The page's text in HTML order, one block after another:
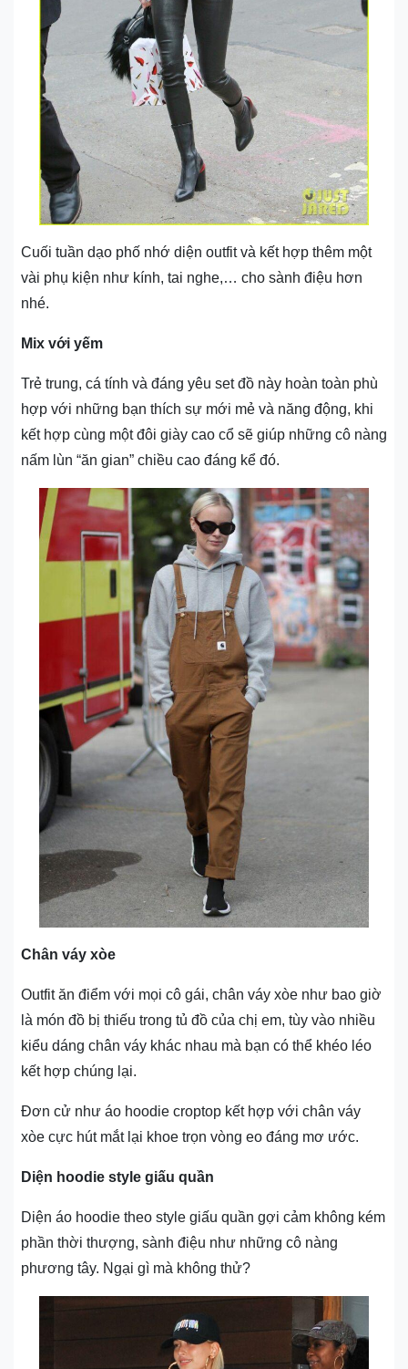
Cuối tuần dạo phố nhớ diện outfit và kết hợp thêm một
vài phụ kiện như kính, tai nghe,… cho sành điệu hơn
nhé.
Mix với yếm
Trẻ trung, cá tính và đáng yêu set đồ này hoàn toàn phù
hợp với những bạn thích sự mới mẻ và năng động, khi
kết hợp cùng một đôi giày cao cổ sẽ giúp những cô nàng
nấm lùn “ăn gian” chiều cao đáng kể đó.
Chân váy xòe
Outfit ăn điểm với mọi cô gái, chân váy xòe như bao giờ
là món đồ bị thiếu trong tủ đồ của chị em, tùy vào nhiều
kiểu dáng chân váy khác nhau mà bạn có thể khéo léo
kết hợp chúng lại.
Đơn cử như áo hoodie croptop kết hợp với chân váy
xòe cực hút mắt lại khoe trọn vòng eo đáng mơ ước.
Diện hoodie style giấu quần
Diện áo hoodie theo style giấu quần gợi cảm không kém
phần thời thượng, sành điệu như những cô nàng
phương tây. Ngại gì mà không thử?